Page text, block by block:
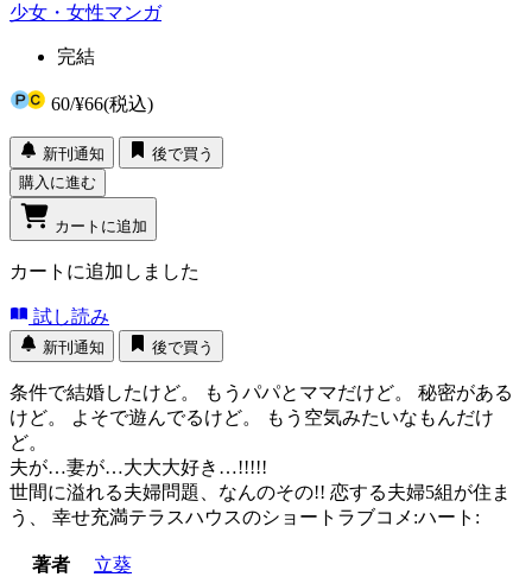
少女・女性マンガ
完結
60/¥66(税込)
新刊通知
後で買う
購入に進む
カートに追加
カートに追加しました
試し読み
新刊通知 後で買う
条件で結婚したけど。 もうパパとママだけど。 秘密がある
けど。 よそで遊んでるけど。 もう空気みたいなもんだけ
ど。
夫が…妻が…大大大好き…!!!!!
世間に溢れる夫婦問題、なんのその!! 恋する夫婦5組が住ま
う、 幸せ充満テラスハウスのショートラブコメ:ハート:
著者
立葵